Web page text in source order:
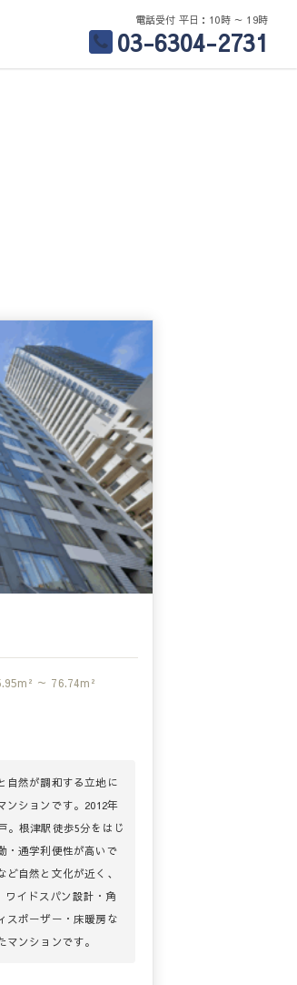
電話受付 平日：10時 ～ 19時
03-6304-2731
～ 76.74m²
自然が調和する立地に
ンションです。2012年
。根津駅徒歩5分をはじ
・通学利便性が高いで
自然と文化が近く、
ワイドスパン設計・角
スポーザー・床暖房な
ンションです。